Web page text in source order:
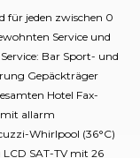
für jeden zwischen 0
Service und
Bar Sport- und
Gepäckträger
Hotel Fax-
mit allarm
Whirlpool (36°C)
SAT-TV mit 26